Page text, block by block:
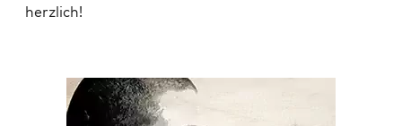
herzlich!